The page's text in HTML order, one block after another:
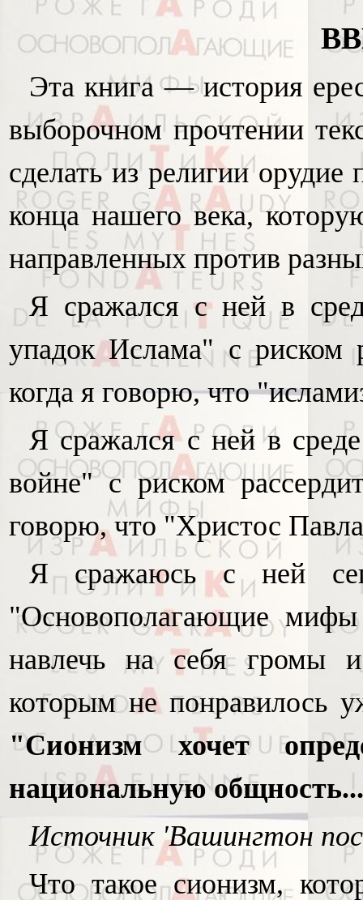
Эта книга — история
выборочном прочтении
сделать из религии
конца нашего века,
направленных против
Я сражался с ней в
упадок Ислама" с риском
когда я говорю, что
Я сражался с ней в
войне" с риском
говорю, что "Христос
Я сражаюсь с ней
"Основополагающие мифы
навлечь на себя громы
которым не понравилось
"Сионизм хочет
национальную
Источник 'Вашингтон
Что такое сионизм,